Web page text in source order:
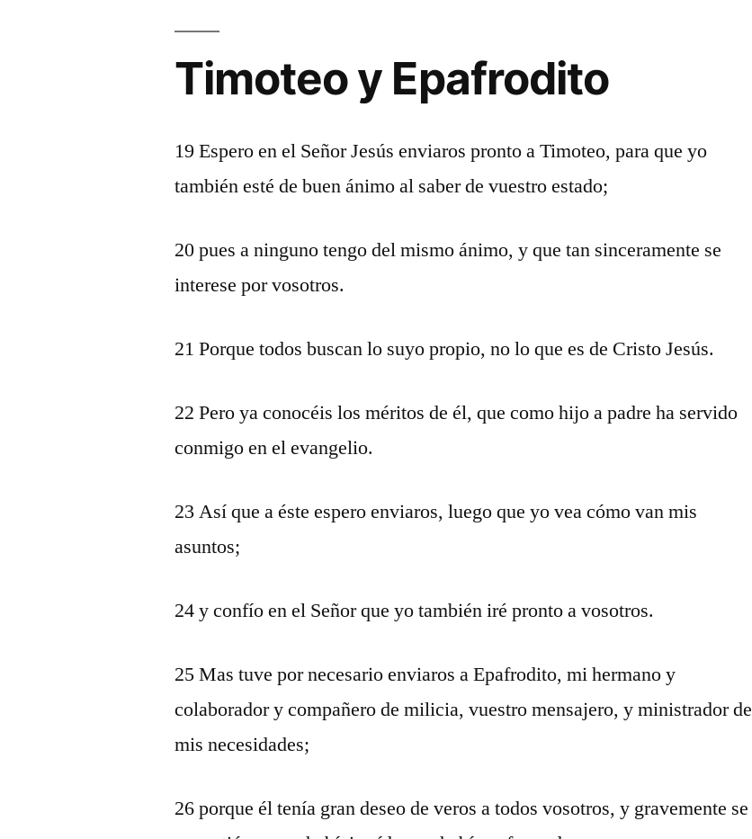
Timoteo y Epafrodito
19 Espero en el Señor Jesús enviaros pronto a Timoteo, para que yo
también esté de buen ánimo al saber de vuestro estado;
20 pues a ninguno tengo del mismo ánimo, y que tan sinceramente se
interese por vosotros.
21 Porque todos buscan lo suyo propio, no lo que es de Cristo Jesús.
22 Pero ya conocéis los méritos de él, que como hijo a padre ha servido
conmigo en el evangelio.
23 Así que a éste espero enviaros, luego que yo vea cómo van mis
asuntos;
24 y confío en el Señor que yo también iré pronto a vosotros.
25 Mas tuve por necesario enviaros a Epafrodito, mi hermano y
colaborador y compañero de milicia, vuestro mensajero, y ministrador de
mis necesidades;
26 porque él tenía gran deseo de veros a todos vosotros, y gravemente se